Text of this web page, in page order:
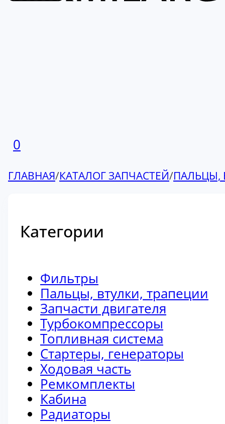
0
ГЛАВНАЯ/КАТАЛОГ ЗАПЧАСТЕЙ/ПАЛЬЦЫ,
Категории
Фильтры
Пальцы, втулки, трапеции
Запчасти двигателя
Турбокомпрессоры
Топливная система
Стартеры, генераторы
Ходовая часть
Ремкомплекты
Кабина
Радиаторы